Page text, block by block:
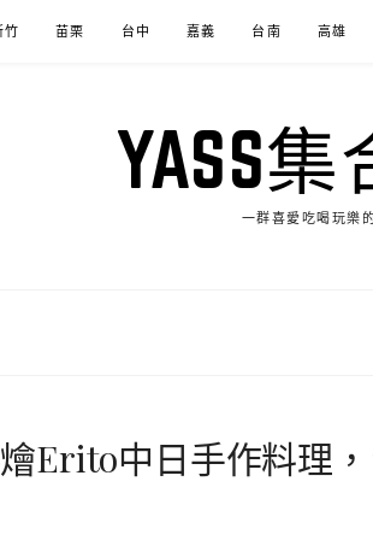
竹 苗栗 台中 嘉義 台南 高雄
YASS集
一群喜愛吃喝玩樂
燴Erito中日手作料理